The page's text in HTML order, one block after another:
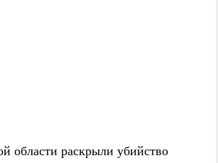
области раскрыли убийство